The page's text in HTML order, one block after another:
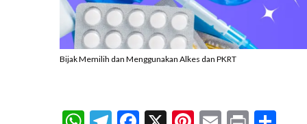
Bijak Memilih dan Menggunakan Alkes dan PKRT